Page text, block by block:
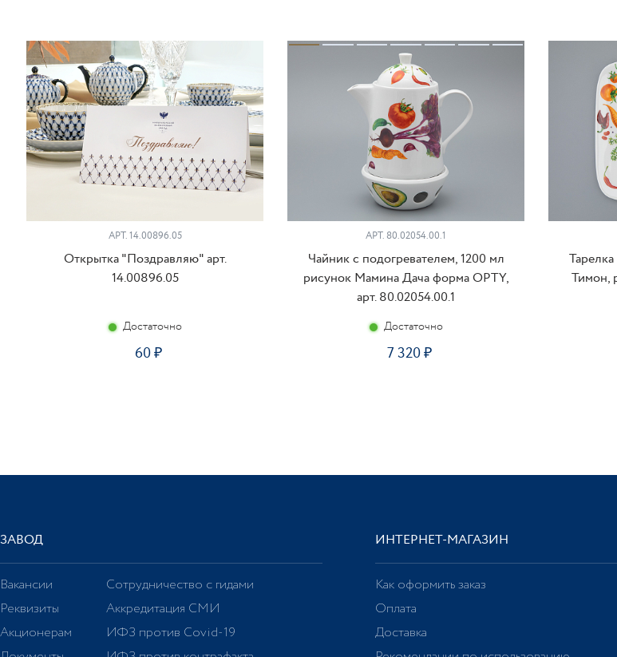
АРТ. 14.00896.05
Открытка "Поздравляю" арт.
14.00896.05
Достаточно
60
АРТ. 80.02054.00.1
Чайник с подогревателем, 1200 мл
рисунок Мамина Дача форма OPTY,
арт. 80.02054.00.1
Достаточно
7 320
Тимон,
ЗАВОД
Вакансии
Реквизиты
Акционерам
Сотрудничество с гидами
Аккредитация СМИ
ИФЗ против Covid-19
ИНТЕРНЕТ-МАГАЗИН
Как оформить заказ
Оплата
Доставка